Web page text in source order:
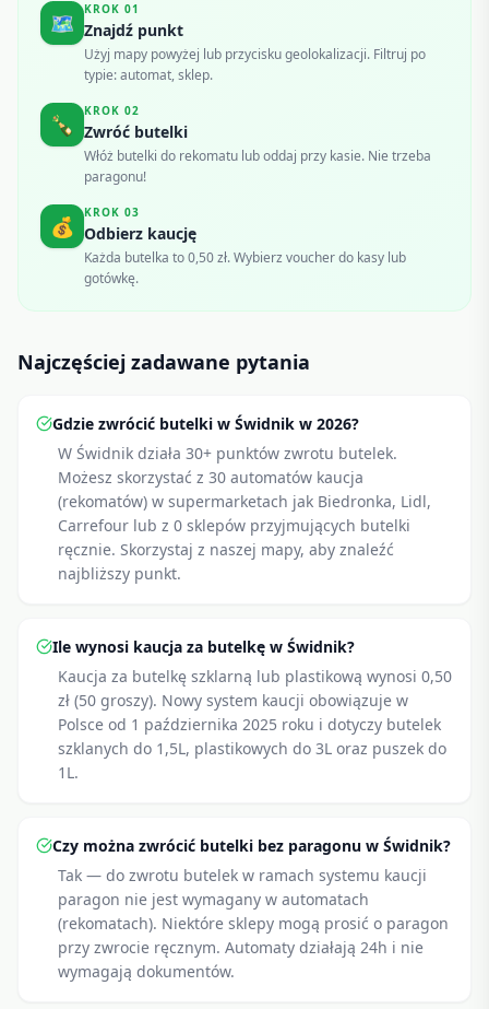
🗺️
KROK 01
Znajdź punkt
Użyj mapy powyżej lub przycisku geolokalizacji. Filtruj po
typie: automat, sklep.
🍾
KROK 02
Zwróć butelki
Włóż butelki do rekomatu lub oddaj przy kasie. Nie trzeba
paragonu!
💰
KROK 03
Odbierz kaucję
Każda butelka to 0,50 zł. Wybierz voucher do kasy lub
gotówkę.
Najczęściej zadawane pytania
Gdzie zwrócić butelki w Świdnik w 2026?
W Świdnik działa 30+ punktów zwrotu butelek.
Możesz skorzystać z 30 automatów kaucja
(rekomatów) w supermarketach jak Biedronka, Lidl,
Carrefour lub z 0 sklepów przyjmujących butelki
ręcznie. Skorzystaj z naszej mapy, aby znaleźć
najbliższy punkt.
Ile wynosi kaucja za butelkę w Świdnik?
Kaucja za butelkę szklarną lub plastikową wynosi 0,50
zł (50 groszy). Nowy system kaucji obowiązuje w
Polsce od 1 października 2025 roku i dotyczy butelek
szklanych do 1,5L, plastikowych do 3L oraz puszek do
1L.
Czy można zwrócić butelki bez paragonu w Świdnik?
Tak — do zwrotu butelek w ramach systemu kaucji
paragon nie jest wymagany w automatach
(rekomatach). Niektóre sklepy mogą prosić o paragon
przy zwrocie ręcznym. Automaty działają 24h i nie
wymagają dokumentów.